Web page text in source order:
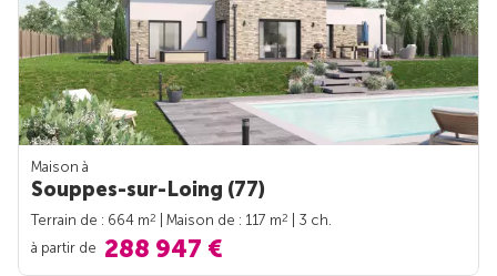
Maison à
Souppes-sur-Loing (77)
Terrain de : 664 m2 | Maison de : 117 m2
| 3 ch.
à partir de 288 947 €